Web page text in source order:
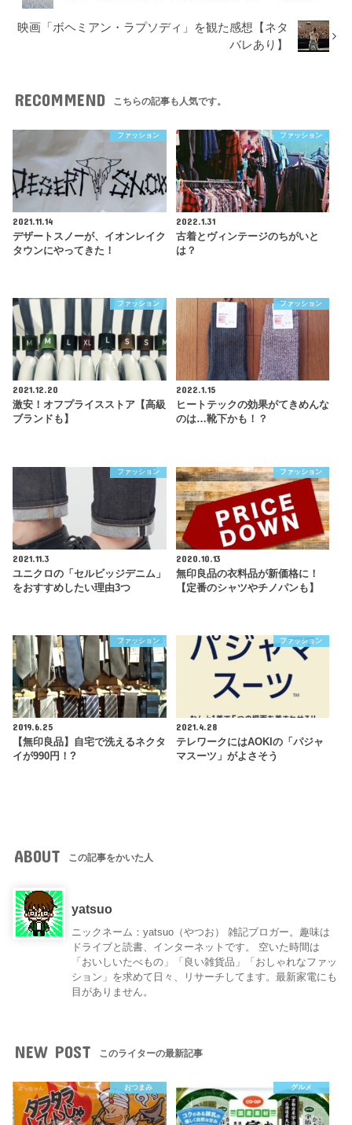
映画「ボヘミアン・ラプソディ」を観た感想【ネタ
バレあり】
RECOMMEND こちらの記事も人気です。
ファッション
2021.11.14
デザートスノーが、イオンレイク
タウンにやってきた！
ファッション
2022.1.31
古着とヴィンテージのちがいと
は？
ファッション
2021.12.20
激安！オフプライスストア【高級
ブランドも】
ファッション
2022.1.15
ヒートテックの効果がてきめんな
のは…靴下かも！？
ファッション
2021.11.3
ユニクロの「セルビッジデニム」
をおすすめしたい理由3つ
ファッション
2020.10.13
無印良品の衣料品が新価格に！
【定番のシャツやチノパンも】
ファッション
2019.6.25
【無印良品】自宅で洗えるネクタ
イが990円！?
ファッション
2021.4.28
テレワークにはAOKIの「パジャ
マスーツ」がよさそう
ABOUT この記事をかいた人
yatsuo
ニックネーム：yatsuo（やつお） 雑記ブロガー。趣味は
ドライブと読書、インターネットです。 空いた時間は
「おいしいたべもの」「良い雑貨品」「おしゃれなファッ
ション」を求めて日々、リサーチしてます。最新家電にも
目がありません。
NEW POST このライターの最新記事
おつまみ グルメ